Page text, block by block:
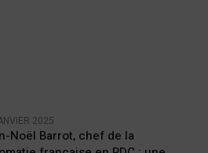
2025
Noël Barrot, chef de la